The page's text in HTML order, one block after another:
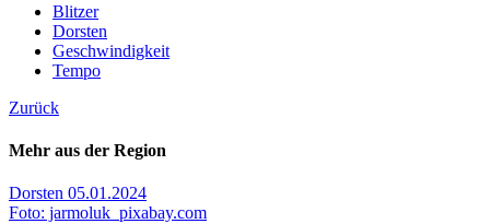
Blitzer
Dorsten
Geschwindigkeit
Tempo
Zurück
Mehr aus der Region
Dorsten 05.01.2024
Foto: jarmoluk_pixabay.com